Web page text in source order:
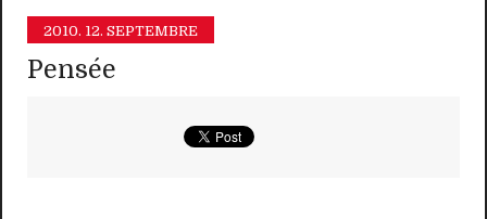
2010. 12. SEPTEMBRE
Pensée